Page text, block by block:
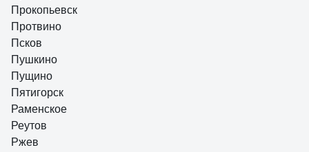
Прокопьевск
Протвино
Псков
Пушкино
Пущино
Пятигорск
Раменское
Реутов
Ржев